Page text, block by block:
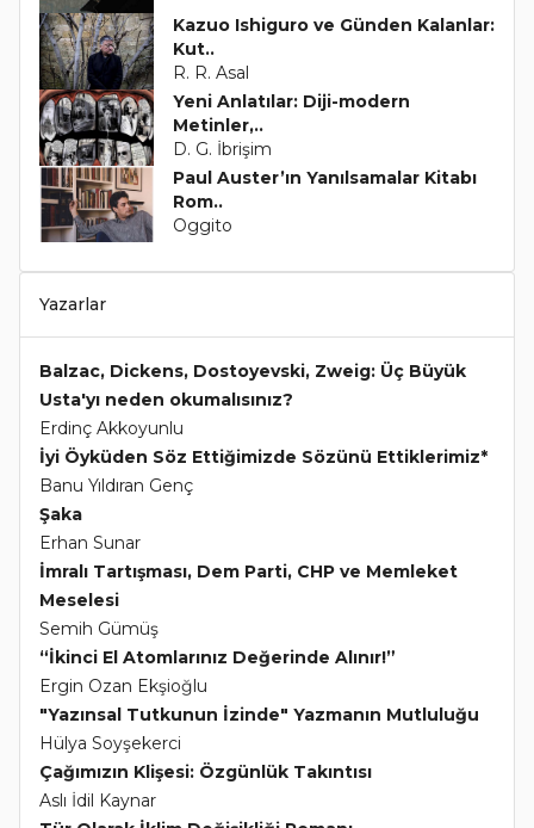
Kazuo Ishiguro ve Günden Kalanlar:
Kut..
R. R. Asal
Yeni Anlatılar: Diji-modern
Metinler,..
D. G. İbrişim
Paul Auster’ın Yanılsamalar Kitabı
Rom..
Oggito
Yazarlar
Balzac, Dickens, Dostoyevski, Zweig: Üç Büyük
Usta'yı neden okumalısınız?
Erdinç Akkoyunlu
İyi Öyküden Söz Ettiğimizde Sözünü Ettiklerimiz*
Banu Yıldıran Genç
Şaka
Erhan Sunar
İmralı Tartışması, Dem Parti, CHP ve Memleket
Meselesi
Semih Gümüş
“İkinci El Atomlarınız Değerinde Alınır!”
Ergin Ozan Ekşioğlu
"Yazınsal Tutkunun İzinde" Yazmanın Mutluluğu
Hülya Soyşekerci
Çağımızın Klişesi: Özgünlük Takıntısı
Aslı İdil Kaynar